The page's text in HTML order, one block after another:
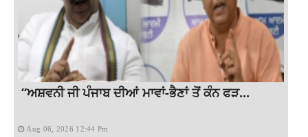
“ਅਸ਼ਵਨੀ ਜੀ ਪੰਜਾਬ ਦੀਆਂ ਮਾਵਾਂ-ਭੈਣਾਂ ਤੋਂ ਕੰਨ ਫੜ...
Aug 06, 2026 12:44 Pm